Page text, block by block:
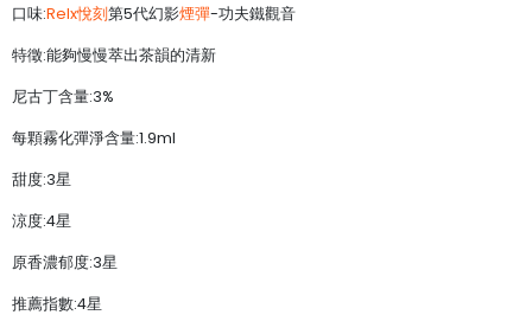
口味:Relx悅刻第5代幻影煙彈-功夫鐵觀音
特徵:能夠慢慢萃出茶韻的清新
尼古丁含量:3%
每顆霧化彈淨含量:1.9ml
甜度:3星
涼度:4星
原香濃郁度:3星
推薦指數:4星